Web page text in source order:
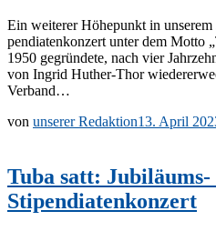
Ein wei­te­rer Hö­he­punkt in
pen­dia­ten­kon­zert un­ter dem Mot­to
1950 ge­grün­de­te, nach vier
von In­grid Hu­t­her-Thor
Verband…
von unserer Redaktion13. April
Tuba satt:
Stipendiatenkonzert